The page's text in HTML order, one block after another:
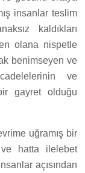
insanlar teslim
kaldıkları
olana nispetle
benimseyen ve
ve
bir gayret olduğu
uğramış bir
hatta ilelebet
açısından